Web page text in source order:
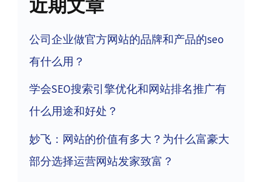
近期文章
公司企业做官方网站的品牌和产品的seo
有什么用？
学会SEO搜索引擎优化和网站排名推广有
什么用途和好处？
妙飞：网站的价值有多大？为什么富豪大
部分选择运营网站发家致富？